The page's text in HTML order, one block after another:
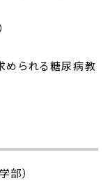
められる糖尿病教
部）